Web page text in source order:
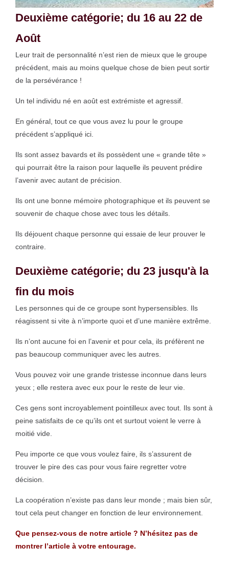
Deuxième catégorie; du 16 au 22 de
Août
Leur trait de personnalité n’est rien de mieux que le groupe
précédent, mais au moins quelque chose de bien peut sortir
de la persévérance !
Un tel individu né en août est extrémiste et agressif.
En général, tout ce que vous avez lu pour le groupe
précédent s’appliqué ici.
Ils sont assez bavards et ils possèdent une « grande tête »
qui pourrait être la raison pour laquelle ils peuvent prédire
l’avenir avec autant de précision.
Ils ont une bonne mémoire photographique et ils peuvent se
souvenir de chaque chose avec tous les détails.
Ils déjouent chaque personne qui essaie de leur prouver le
contraire.
Deuxième catégorie; du 23 jusqu'à la
fin du mois
Les personnes qui de ce groupe sont hypersensibles. Ils
réagissent si vite à n’importe quoi et d’une manière extrême.
Ils n’ont aucune foi en l’avenir et pour cela, ils préfèrent ne
pas beaucoup communiquer avec les autres.
Vous pouvez voir une grande tristesse inconnue dans leurs
yeux ; elle restera avec eux pour le reste de leur vie.
Ces gens sont incroyablement pointilleux avec tout. Ils sont à
peine satisfaits de ce qu’ils ont et surtout voient le verre à
moitié vide.
Peu importe ce que vous voulez faire, ils s’assurent de
trouver le pire des cas pour vous faire regretter votre
décision.
La coopération n’existe pas dans leur monde ; mais bien sûr,
tout cela peut changer en fonction de leur environnement.
Que pensez-vous de notre article ? N’hésitez pas de
montrer l’article à votre entourage.